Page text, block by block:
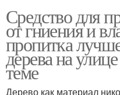
Средство для
от гниения и
пропитка
дерева на
теме
Дерево как материал